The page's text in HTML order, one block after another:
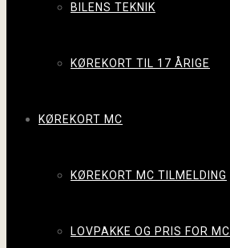
BILENS TEKNIK
KØREKORT TIL 17 ÅRIGE
KØREKORT MC
KØREKORT MC TILMELDING
LOVPAKKE OG PRIS FOR MC